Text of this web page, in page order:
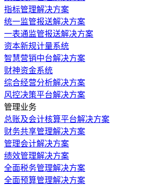
指标管理解决方案
统一监管报送解决方案
一表通监管报送解决方案
资本新规计量系统
智慧营销中台解决方案
财神资金系统
综合经营分析解决方案
风控决策平台解决方案
管理业务
总账及会计核算平台解决方案
财务共享管理解决方案
管理会计解决方案
绩效管理解决方案
全面税务管理解决方案
全面预算管理解决方案